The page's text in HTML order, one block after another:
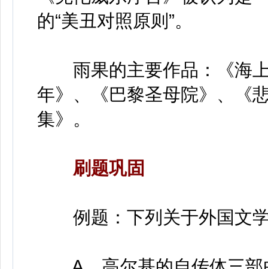
的“美丑对照原则”。
雨果的主要作品：《海上
年》、《巴黎圣母院》、《
集》。
刷题巩固
例题：下列关于外国文